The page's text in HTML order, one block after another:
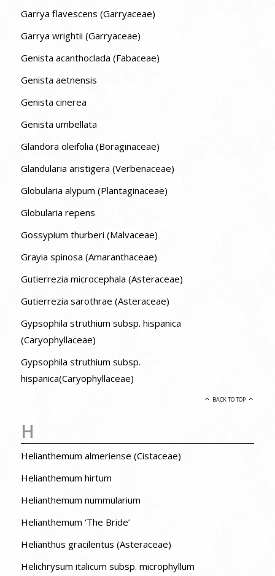
Garrya flavescens (Garryaceae)
Garrya wrightii (Garryaceae)
Genista acanthoclada (Fabaceae)
Genista aetnensis
Genista cinerea
Genista umbellata
Glandora oleifolia (Boraginaceae)
Glandularia aristigera (Verbenaceae)
Globularia alypum (Plantaginaceae)
Globularia repens
Gossypium thurberi (Malvaceae)
Grayia spinosa (Amaranthaceae)
Gutierrezia microcephala (Asteraceae)
Gutierrezia sarothrae (Asteraceae)
Gypsophila struthium subsp. hispanica
(Caryophyllaceae)
Gypsophila struthium subsp.
hispanica(Caryophyllaceae)
BACK TO TOP
H
Helianthemum almeriense (Cistaceae)
Helianthemum hirtum
Helianthemum nummularium
Helianthemum ‘The Bride’
Helianthus gracilentus (Asteraceae)
Helichrysum italicum subsp. microphyllum